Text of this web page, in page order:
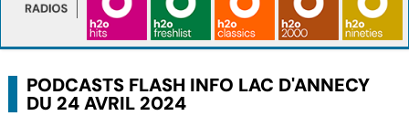
PODCASTS FLASH INFO LAC D'ANNECY
DU 24 AVRIL 2024